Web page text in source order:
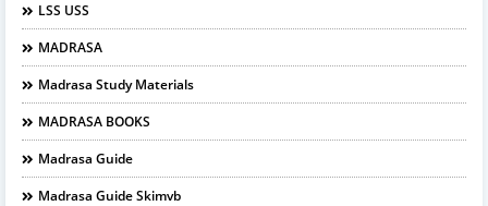
LSS USS
MADRASA
Madrasa Study Materials
MADRASA BOOKS
Madrasa Guide
Madrasa Guide Skimvb